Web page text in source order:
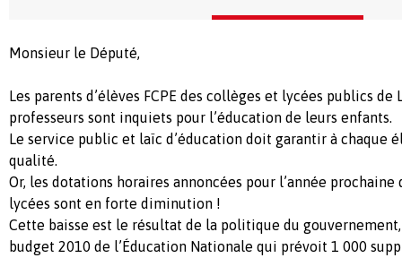
Monsieur le Député,
Les parents d’élèves FCPE des collèges et lycées publics de
professeurs sont inquiets pour l’éducation de leurs enfants.
Le service public et laïc d’éducation doit garantir à chaque
qualité.
Or, les dotations horaires annoncées pour l’année
lycées sont en forte diminution !
Cette baisse est le résultat de la politique du
budget 2010 de l’Éducation Nationale qui prévoit 1 000